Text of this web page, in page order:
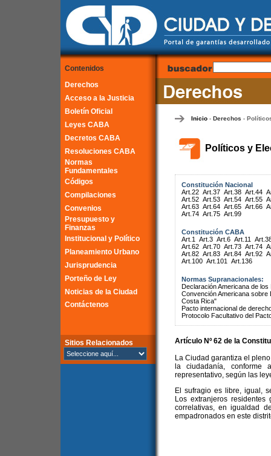
Contenidos
Derechos
Acceso a la Justicia
Boletín Oficial
Leyes CABA
Decretos CABA
Resoluciones CABA
Normas
Fundamentales
Códigos
Compilaciones
Convenios
Presupuesto y
Finanzas
Institucional y Político
Planeamiento Urbano
Jurisprudencia
Porteño de Ley
Noticias de la Ciudad
Contáctenos
Sitios Relacionados
Inicio- Derechos -
Políticos y
Constitución Nacional
Art.22 Art.37 Art.38 Art.44
Art.52 Art.53 Art.54 Art.55
Art.63 Art.64 Art.65 Art.66
Art.74 Art.75 Art.99
Constitución CABA
Art.1
Art.3 Art.6 Art.11
Art.62 Art.70 Art.73 Art.74
Art.82 Art.83 Art.84 Art.92
Art.100 Art.101 Art.136
Normas Supranacionales:
Declaración Americana de
Convención Americana
Costa Rica"
Pacto internacional de
Protocolo Facultativo del
Artículo Nº 62 de la
La Ciudad garantiza el
la ciudadanía, conforme
representativo, según las
El sufragio es libre, igual,
Los extranjeros
correlativas, en igualdad
empadronados en este